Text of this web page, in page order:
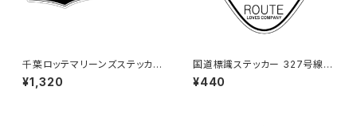
千葉ロッテマリーンズステッカー
16（特大）
¥1,320
国道標識ステッカー 327号線
（ホワイト）
¥440